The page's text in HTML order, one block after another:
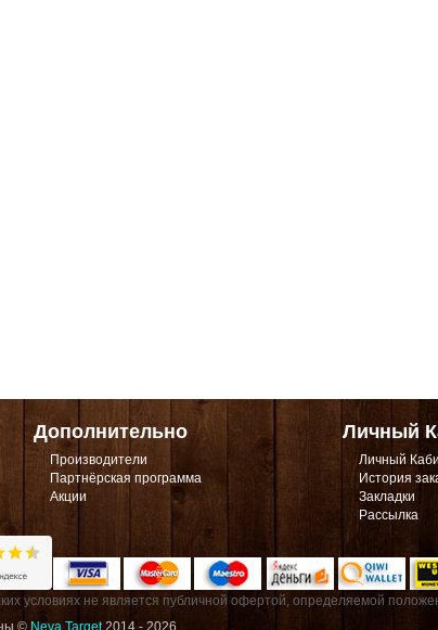
Дополнительно
Производители
Партнёрская программа
Акции
Личный
Личный
История
Закладки
Рассылка
условиях не является публичной офертой, определяемой
© Neva Target2014 - 2026